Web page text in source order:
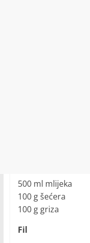
500 ml mlijeka
100 g šećera
100 g griza
Fil